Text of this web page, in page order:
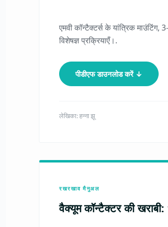
एमवी कॉन्टैक्टर्स के यांत्रिक माउंटिंग,
विशेषज्ञ प्रक्रियाएँ।.
पीडीएफ डाउनलोड करें ↓
लेखिका: हन्ना झू
रखरखाव मैनुअल
वैक्यूम कॉन्टैक्टर की